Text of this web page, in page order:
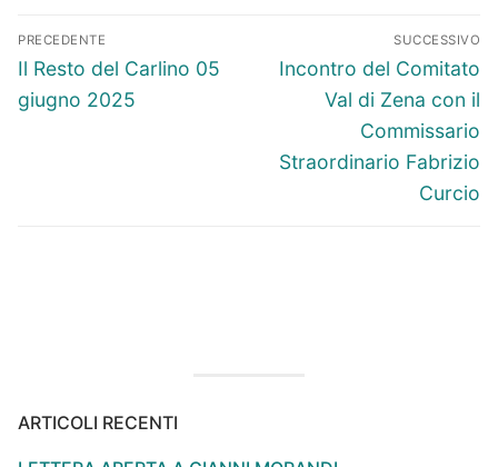
Navigazione
articoli
PRECEDENTE
Articolo
precedente:
Il Resto del Carlino 05
giugno 2025
SUCCESSIVO
Articolo
successivo:
Incontro del Comitato
Val di Zena con il
Commissario
Straordinario Fabrizio
Curcio
ARTICOLI RECENTI